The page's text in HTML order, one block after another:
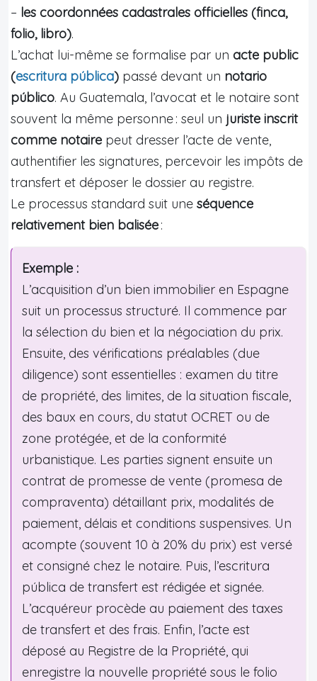
– les coordonnées cadastrales officielles (finca,
folio, libro).
L’achat lui-même se formalise par un acte public
(escritura pública) passé devant un notario
público. Au Guatemala, l’avocat et le notaire sont
souvent la même personne : seul un juriste inscrit
comme notaire peut dresser l’acte de vente,
authentifier les signatures, percevoir les impôts de
transfert et déposer le dossier au registre.
Le processus standard suit une séquence
relativement bien balisée:
Exemple :
L’acquisition d’un bien immobilier en Espagne
suit un processus structuré. Il commence par
la sélection du bien et la négociation du prix.
Ensuite, des vérifications préalables (due
diligence) sont essentielles : examen du titre
de propriété, des limites, de la situation fiscale,
des baux en cours, du statut OCRET ou de
zone protégée, et de la conformité
urbanistique. Les parties signent ensuite un
contrat de promesse de vente (promesa de
compraventa) détaillant prix, modalités de
paiement, délais et conditions suspensives. Un
acompte (souvent 10 à 20% du prix) est versé
et consigné chez le notaire. Puis, l’escritura
pública de transfert est rédigée et signée.
L’acquéreur procède au paiement des taxes
de transfert et des frais. Enfin, l’acte est
déposé au Registre de la Propriété, qui
enregistre la nouvelle propriété sous le folio